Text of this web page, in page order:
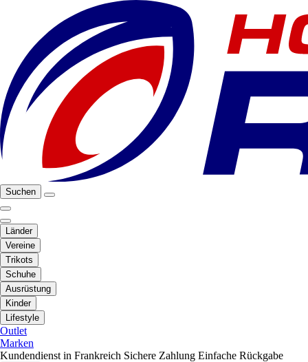
Suchen
Länder
Vereine
Trikots
Schuhe
Ausrüstung
Kinder
Lifestyle
Outlet
Marken
Kundendienst in Frankreich Sichere Zahlung Einfache Rückgabe